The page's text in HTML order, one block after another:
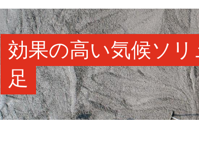
効果の高い気候ソ
足